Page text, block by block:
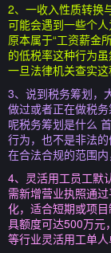
2、一收入性质转换
可能会遇到一些个
原本属于“工资薪金
的低税率这种行为
一旦法律机关查实这
3、说到税务筹划，
做过或者正在做税
呢税务筹划是什么
行为，也不是非法
在合法合规的范围内
4、灵活用工员工默
需新增营业执照通
化，适合短期或项
具额度可达500万元
等行业灵活用工单人